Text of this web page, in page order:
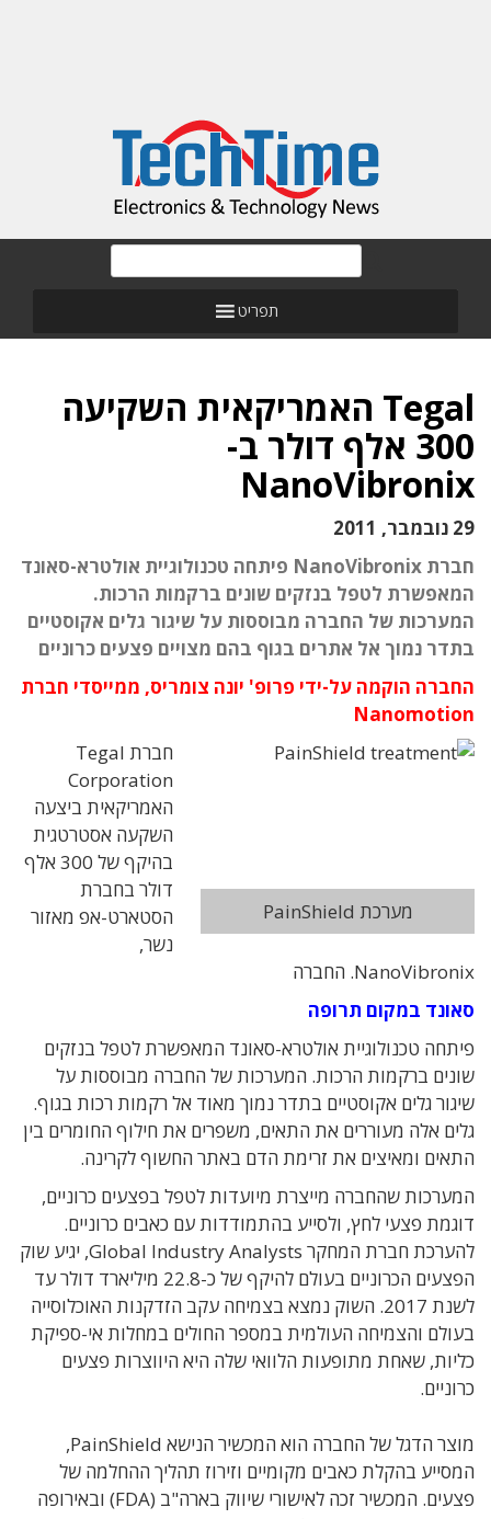
תפריט
Tegal האמריקאית השקיעה
300 אלף דולר ב-
NanoVibronix
29 נובמבר, 2011
חברת NanoVibronix פיתחה טכנולוגיית אולטרא-סאונד
המאפשרת לטפל בנזקים שונים ברקמות הרכות.
המערכות של החברה מבוססות על שיגור גלים אקוסטיים
בתדר נמוך אל אתרים בגוף בהם מצויים פצעים כרוניים
החברה הוקמה על-ידי פרופ' יונה צומריס, ממייסדי חברת
Nanomotion
מערכת PainShield
חברת Tegal
Corporation
האמריקאית ביצעה
השקעה אסטרטגית
בהיקף של 300 אלף
דולר בחברת
הסטארט-אפ מאזור
נשר,
NanoVibronix. החברה
סאונד במקום תרופה
פיתחה טכנולוגיית אולטרא-סאונד המאפשרת לטפל בנזקים
שונים ברקמות הרכות. המערכות של החברה מבוססות על
שיגור גלים אקוסטיים בתדר נמוך מאוד אל רקמות רכות בגוף.
גלים אלה מעוררים את התאים, משפרים את חילוף החומרים בין
התאים ומאיצים את זרימת הדם באתר החשוף לקרינה.
המערכות שהחברה מייצרת מיועדות לטפל בפצעים כרוניים,
דוגמת פצעי לחץ, ולסייע בהתמודדות עם כאבים כרוניים.
להערכת חברת המחקר Global Industry Analysts, יגיע שוק
הפצעים הכרוניים בעולם להיקף של כ-22.8 מיליארד דולר עד
לשנת 2017. השוק נמצא בצמיחה עקב הזדקנות האוכלוסייה
בעולם והצמיחה העולמית במספר החולים במחלות אי-ספיקת
כליות, שאחת מתופעות הלוואי שלה היא היווצרות פצעים
כרוניים.
מוצר הדגל של החברה הוא המכשיר הנישא PainShield,
המסייע בהקלת כאבים מקומיים וזירוז תהליך ההחלמה של
פצעים. המכשיר זכה לאישורי שיווק בארה"ב (FDA) ובאירופה